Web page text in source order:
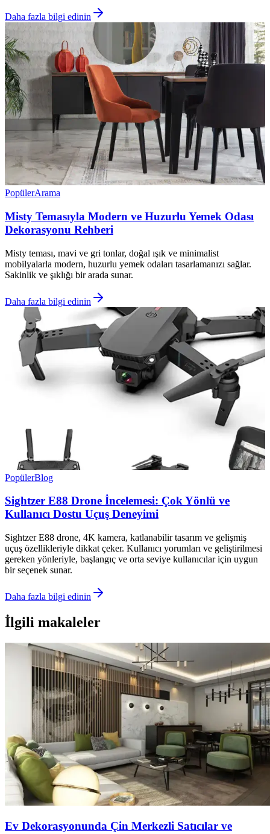
Daha fazla bilgi edinin
PopülerArama
Misty Temasıyla Modern ve Huzurlu Yemek Odası
Dekorasyonu Rehberi
Misty teması, mavi ve gri tonlar, doğal ışık ve minimalist
mobilyalarla modern, huzurlu yemek odaları tasarlamanızı sağlar.
Sakinlik ve şıklığı bir arada sunar.
Daha fazla bilgi edinin
PopülerBlog
Sightzer E88 Drone İncelemesi: Çok Yönlü ve
Kullanıcı Dostu Uçuş Deneyimi
Sightzer E88 drone, 4K kamera, katlanabilir tasarım ve gelişmiş
uçuş özellikleriyle dikkat çeker. Kullanıcı yorumları ve geliştirilmesi
gereken yönleriyle, başlangıç ve orta seviye kullanıcılar için uygun
bir seçenek sunar.
Daha fazla bilgi edinin
İlgili makaleler
Ev Dekorasyonunda Çin Merkezli Satıcılar ve